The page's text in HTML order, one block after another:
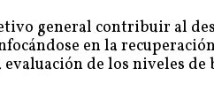
general contribuir al
en la
de los niveles de